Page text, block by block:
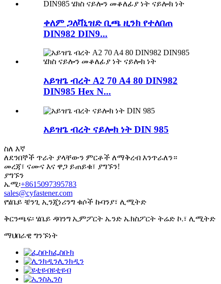
ቀለም ጋለቫኒዝድ ቢጫ ዚንክ የተለበጠ
DIN982 DIN9...
አይዝጌ ብረት A2 70 A4 80 DIN982
DIN985 Hex N...
አይዝጌ ብረት ናይሎክ ነት DIN 985
ስለ እኛ
ለደንበኞች ጥራት ያላቸውን ምርቶች ለማቅረብ እንጥራለን።
መረጃ፣ ናሙና እና ዋጋ ይጠይቁ፣ ያግኙን!
ያግኙን
ኤሚ፡+8615097395783
sales@cyfastener.com
የሄቤይ ቼንጊ ኢንጂነሪንግ ቁሶች ኩባንያ፣ ሊሚትድ
ቅርንጫፍ፡ ሄቤይ ዳባንግ ኢምፖርት ኤንድ ኤክስፖርት ትሬድ ኮ.፣ ሊሚትድ
ማህበራዊ ግንኙነት
ፌስቡክ
ሊንክዲን
ዩቲዩብ
ኢንስ